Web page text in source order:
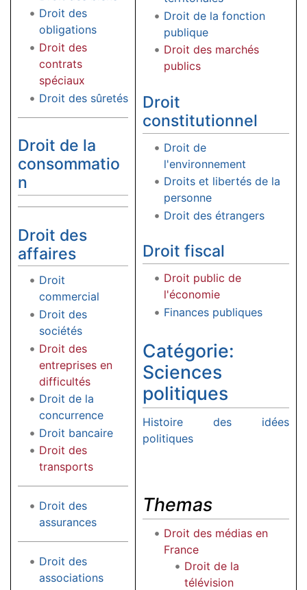
Droit des
obligations
Droit des
contrats
spéciaux
Droit des sûretés
Droit de la
consommatio
n
Droit des
affaires
Droit
commercial
Droit des
sociétés
Droit des
entreprises en
difficultés
Droit de la
concurrence
Droit bancaire
Droit des
transports
Droit des
assurances
Droit des
associations
Droit de la fonction
publique
Droit des marchés
publics
Droit
constitutionnel
Droit de
l'environnement
Droits et libertés de la
personne
Droit des étrangers
Droit fiscal
Droit public de
l'économie
Finances publiques
Catégorie:
Sciences
politiques
Histoire des idées
politiques
Themas
Droit des médias en
France
Droit de la
télévision